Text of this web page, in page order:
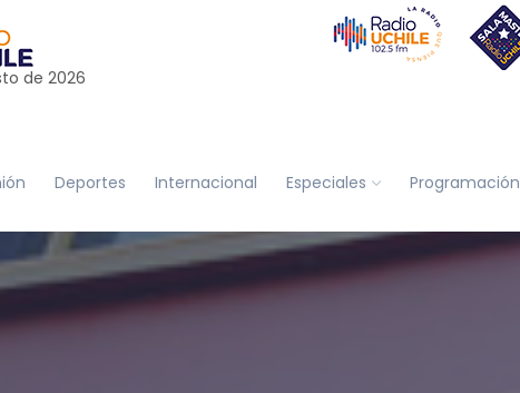
de 2026
Deportes Internacional Especiales Programación